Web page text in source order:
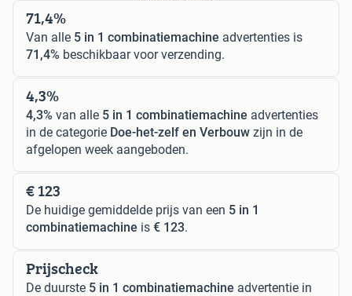
71,4%
Van alle 5 in 1 combinatiemachine advertenties is
71,4% beschikbaar voor verzending.
4,3%
4,3% van alle 5 in 1 combinatiemachine advertenties
in de categorie Doe-het-zelf en Verbouw zijn in de
afgelopen week aangeboden.
€ 123
De huidige gemiddelde prijs van een 5 in 1
combinatiemachine is € 123.
Prijscheck
De duurste 5 in 1 combinatiemachine advertentie in